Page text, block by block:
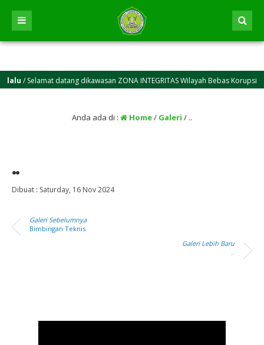
/ Selamat datang dikawasan ZONA INTEGRITAS Wilayah Bebas Korupsi
Anda ada di : Home/ Galeri / ..
..
Dibuat : Saturday, 16 Nov 2024
Galeri Sebelumnya
Bimbingan Teknis
Galeri Lebih Baru
..